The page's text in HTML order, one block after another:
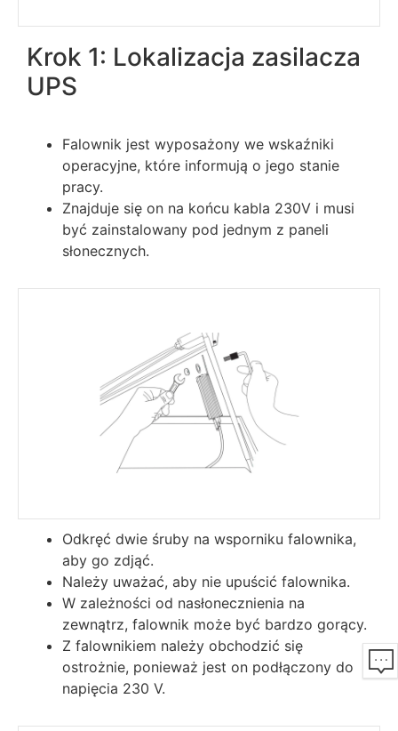
Krok 1: Lokalizacja zasilacza
UPS
Falownik jest wyposażony we wskaźniki
operacyjne, które informują o jego stanie
pracy.
Znajduje się on na końcu kabla 230V i musi
być zainstalowany pod jednym z paneli
słonecznych.
Odkręć dwie śruby na wsporniku falownika,
aby go zdjąć.
Należy uważać, aby nie upuścić falownika.
W zależności od nasłonecznienia na
zewnątrz, falownik może być bardzo gorący.
Z falownikiem należy obchodzić się
ostrożnie, ponieważ jest on podłączony do
napięcia 230 V.